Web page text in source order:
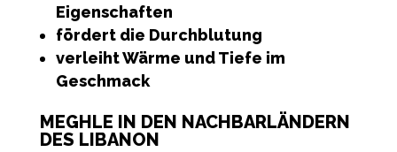
Eigenschaften
fördert die Durchblutung
verleiht Wärme und Tiefe im
Geschmack
MEGHLE IN DEN NACHBARLÄNDERN
DES LIBANON